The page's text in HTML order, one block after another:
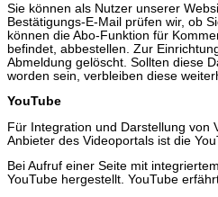
Sie können als Nutzer unserer
Bestätigungs-E-Mail prüfen wir, ob
können die Abo-Funktion für
befindet, abbestellen. Zur
Abmeldung gelöscht. Sollten diese
worden sein, verbleiben diese
YouTube
Für Integration und Darstellung von
Anbieter des Videoportals ist die
Bei Aufruf einer Seite mit
YouTube hergestellt. YouTube